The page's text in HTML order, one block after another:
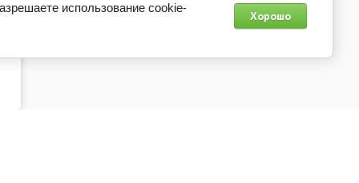
использование cookie-
Хорошо